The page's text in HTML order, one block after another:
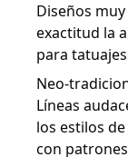
Diseños
exactitud la
para
Neo-
Líneas
los estilos
con